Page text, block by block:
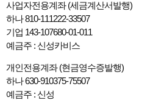
사업자전용계좌 (세금계산서발행)
하나 810-111222-33507
기업 143-107680-01-011
예금주 : 신성카비스
개인전용계좌 (현금영수증발행)
하나 630-910375-75507
예금주 : 신성